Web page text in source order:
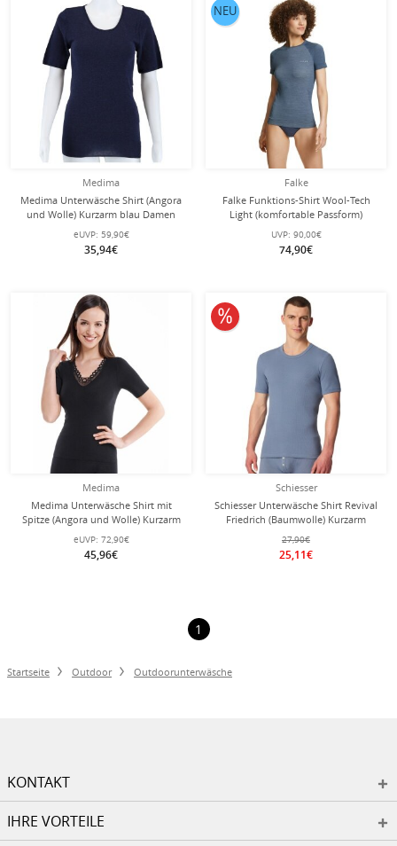
Medima
Medima Unterwäsche Shirt (Angora
und Wolle) Kurzarm blau Damen
(Gr. S-L)
eUVP: 59,90€
35,94€
Falke
Falke Funktions-Shirt Wool-Tech
Light (komfortable Passform)
Kurzarm blau Damen
UVP: 90,00€
74,90€
NEU
Medima
Medima Unterwäsche Shirt mit
Spitze (Angora und Wolle) Kurzarm
schwarz Damen (Gr. S-L)
eUVP: 72,90€
45,96€
Schiesser
Schiesser Unterwäsche Shirt Revival
Friedrich (Baumwolle) Kurzarm
blaugrau Herren
27,90€
25,11€
10% reduziert
1
Startseite Outdoor Outdoorunterwäsche
KONTAKT
IHRE VORTEILE